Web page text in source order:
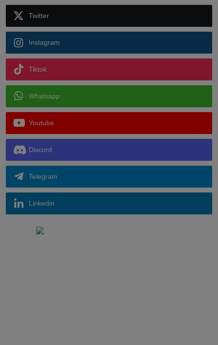
Twitter
Instagram
Tiktok
Whatsapp
Youtube
Discord
Telegram
Linkedin